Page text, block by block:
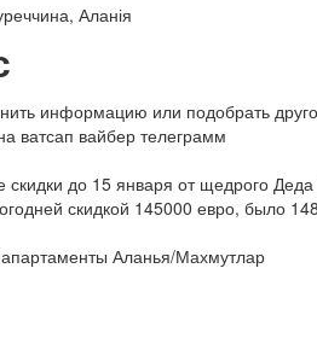
Аланія
информацию или подобрать
ватсап вайбер телеграмм
скидки до 15 января от щедрого
скидкой 145000 евро, было
Аланья/Махмутлар